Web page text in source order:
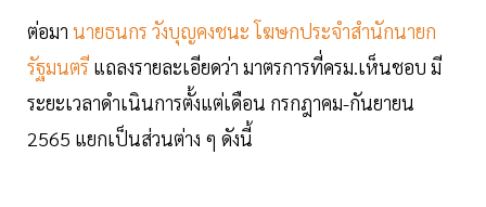
ต่อมา นายธนกร วังบุญคงชนะ โฆษกประจำสำนักนายก
รัฐมนตรี แถลงรายละเอียดว่า มาตรการที่ครม.เห็นชอบ มี
ระยะเวลาดำเนินการตั้งแต่เดือน กรกฎาคม-กันยายน
2565 แยกเป็นส่วนต่าง ๆ ดังนี้